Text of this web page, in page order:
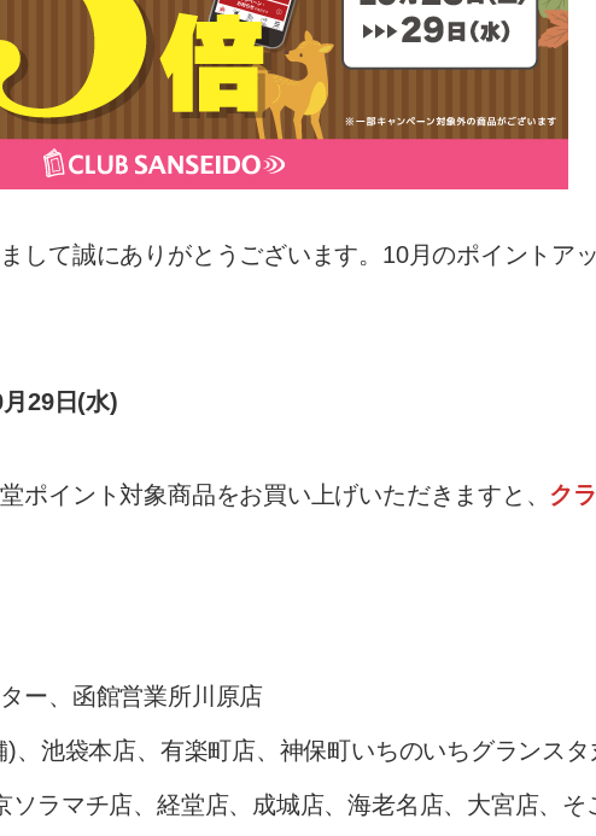
して誠にありがとうございます。10月のポイントア
29日(水)
ポイント対象商品をお買い上げいただきますと、 ク
ー、函館営業所川原店
、池袋本店、有楽町店、神保町いちのいちグランスタ
ソラマチ店、経堂店、成城店、海老名店、大宮店、そ